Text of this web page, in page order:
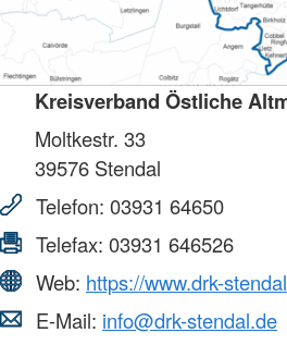
Kreisverband Östliche
Moltkestr. 33
39576 Stendal
Telefon: 03931 64650
Telefax: 03931 646526
Web: https://www.drk-
E-Mail: info@drk-stendal.de